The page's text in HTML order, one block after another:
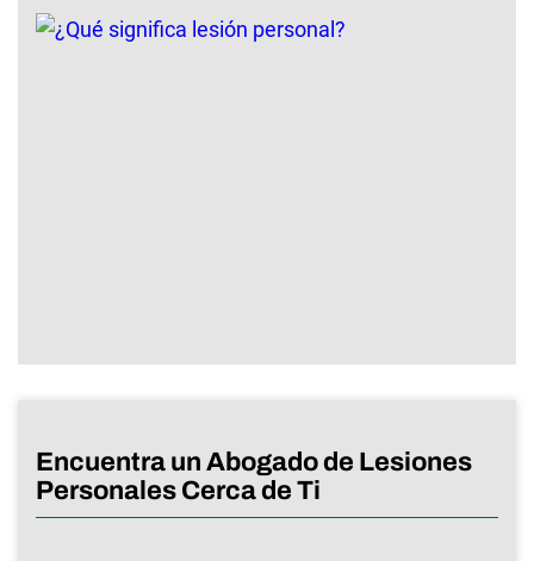
Encuentra un Abogado de Lesiones
Personales Cerca de Ti